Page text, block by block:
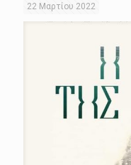
22 Μαρτίου 2022